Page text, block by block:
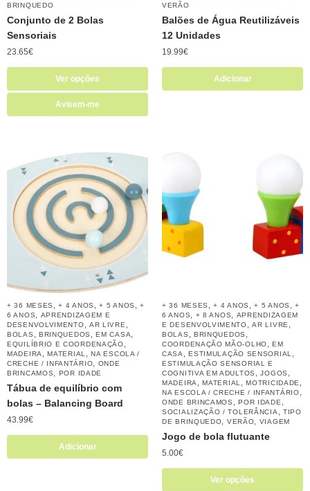
BRINQUEDO
Conjunto de 2 Bolas
Sensoriais
23.65€
Ver opções
Avisem-me
VERÃO
Balões de Água Reutilizáveis
12 Unidades
19.99€
Adicionar
+ 36 MESES ,+ 4 ANOS ,+ 5 ANOS ,+
6 ANOS
APRENDIZAGEM E
DESENVOLVIMENTO
AR LIVRE
BOLAS BRINQUEDOS ,EM CASA
EQUILÍBRIO E COORDENAÇÃO
MADEIRA ,MATERIAL ,NA ESCOLA /
CRECHE / INFANTÁRIO
ONDE
BRINCAMOS
POR IDADE
Tábua de equilíbrio com
bolas – Balancing Board
43.99€
Adicionar
+ 36 MESES ,+ 4 ANOS ,+ 5 ANOS ,+
6 ANOS
+ 8 ANOS
APRENDIZAGEM
E DESENVOLVIMENTO
,AR LIVRE
BOLAS BRINQUEDOS
COORDENAÇÃO MÃO-OLHO ,EM
CASA
,ESTIMULAÇÃO SENSORIAL
ESTIMULAÇÃO SENSORIAL E
COGNITIVA EM ADULTOS
,JOGOS
MADEIRA ,MATERIAL ,MOTRICIDADE
NA ESCOLA / CRECHE / INFANTÁRIO
ONDE BRINCAMOS ,POR IDADE
SOCIALIZAÇÃO / TOLERÂNCIA
TIPO
DE BRINQUEDO
VERÃO VIAGEM
Jogo de bola flutuante
5.00€
Ver opções